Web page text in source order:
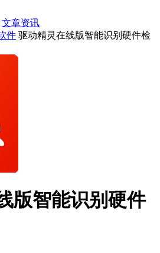
文章资讯
件 驱动精灵在线版智能识别硬件检
版智能识别硬件